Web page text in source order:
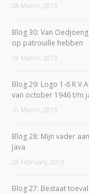
28 March, 2013
Blog 30: Van
op patrouille hebben
19 March, 2013
Blog 29: Logo 1-6
van october 1946 t/m
10 March, 2013
Blog 28: Mijn vader
Java
28 February, 2013
Blog 27: Bestaat